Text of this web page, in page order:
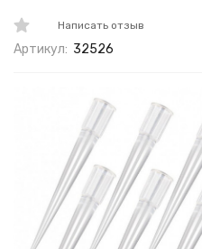
Написать отзыв
Артикул: 32526